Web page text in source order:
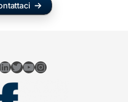
Twitter
YouTube
Instagram